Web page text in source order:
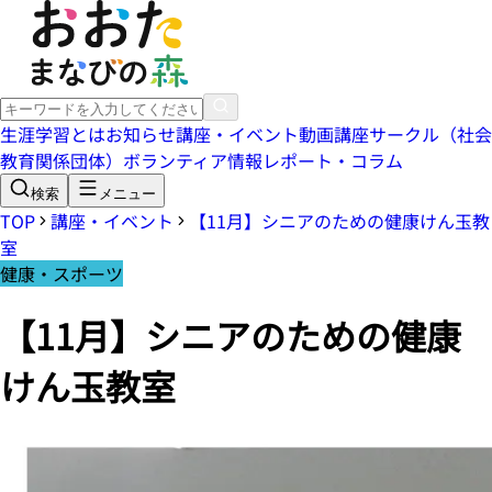
生涯学習とはお知らせ講座・イベント動画講座サークル（社会
教育関係団体） ボランティア情報レポート・コラム
検索 メニュー
TOP 講座・イベント
【11月】シニアのための健康けん玉教
室
健康・スポーツ
【11月】シニアのための健康
けん玉教室